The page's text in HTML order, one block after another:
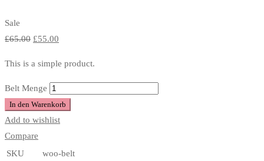
Sale
£65.00 £55.00
This is a simple product.
Belt Menge
In den Warenkorb
Add to wishlist
Compare
SKU
woo-belt